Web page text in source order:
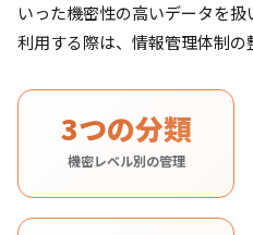
いった機密性の高いデータを
利用する際は、情報管理体制の
3つの分類
機密レベル別の管理